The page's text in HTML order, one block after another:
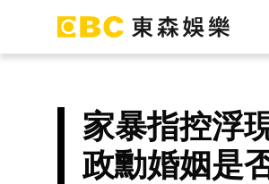
家暴指控浮
政勳婚姻是